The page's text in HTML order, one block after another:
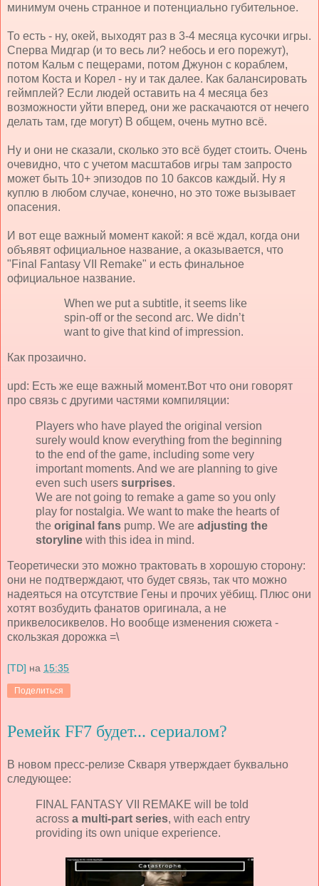
минимум очень странное и потенциально губительное.
То есть - ну, окей, выходят раз в 3-4 месяца кусочки игры.
Сперва Мидгар (и то весь ли? небось и его порежут),
потом Кальм с пещерами, потом Джунон с кораблем,
потом Коста и Корел - ну и так далее. Как балансировать
геймплей? Если людей оставить на 4 месяца без
возможности уйти вперед, они же раскачаются от нечего
делать там, где могут) В общем, очень мутно всё.
Ну и они не сказали, сколько это всё будет стоить. Очень
очевидно, что с учетом масштабов игры там запросто
может быть 10+ эпизодов по 10 баксов каждый. Ну я
куплю в любом случае, конечно, но это тоже вызывает
опасения.
И вот еще важный момент какой: я всё ждал, когда они
объявят официальное название, а оказывается, что
"Final Fantasy VII Remake" и есть финальное
официальное название.
When we put a subtitle, it seems like
spin-off or the second arc. We didn’t
want to give that kind of impression.
Как прозаично.
upd: Есть же еще важный момент.Вот что они говорят
про связь с другими частями компиляции:
Players who have played the original version
surely would know everything from the beginning
to the end of the game, including some very
important moments. And we are planning to give
even such users surprises.
We are not going to remake a game so you only
play for nostalgia. We want to make the hearts of
the original fans pump. We are adjusting the
storyline with this idea in mind.
Теоретически это можно трактовать в хорошую сторону:
они не подтверждают, что будет связь, так что можно
надеяться на отсутствие Гены и прочих уёбищ. Плюс они
хотят возбудить фанатов оригинала, а не
приквелосиквелов. Но вообще изменения сюжета -
скользкая дорожка =\
[TD] на 15:35
Поделиться
Ремейк FF7 будет... сериалом?
В новом пресс-релизе Скваря утверждает буквально
следующее:
FINAL FANTASY VII REMAKE will be told
across a multi-part series, with each entry
providing its own unique experience.